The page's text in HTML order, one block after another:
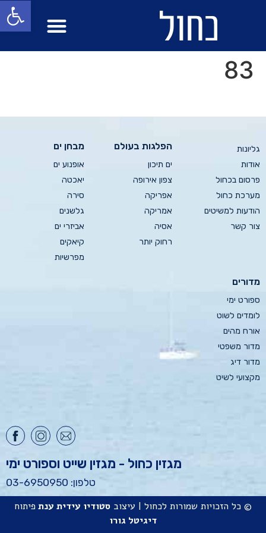
83
גליונות
אודות
פרסום בכחול
מערכת כחול
הודעות למשיטים
צור קשר
הפלגות בעולם
ים תיכון
צפון אירופה
אפריקה
אמריקה
אסיה
רחוק יותר
מבחן ים
אופנוע ים
יאכטה
סירה
גלשנים
אביזרי ים
קיאקים
מפרשיות
מדורים
ספורט ימי
לומדים לשוט
אורח מהים
מדור משפטי
מדור דיג
מקצועי לשיט
מגזין כחול - מגזין שייט וספורט ימי
טלפון: 03-6950950
© כל הזכויות שמורות לכחול | עיצוב סטודיו עידית ענת פיתוח
דיגיטל גורו
פתח